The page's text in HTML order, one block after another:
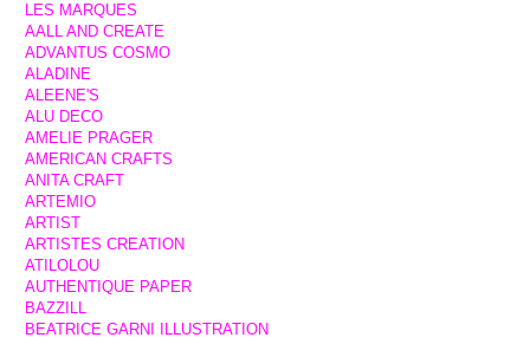
LES MARQUES
AALL AND CREATE
ADVANTUS COSMO
ALADINE
ALEENE'S
ALU DECO
AMELIE PRAGER
AMERICAN CRAFTS
ANITA CRAFT
ARTEMIO
ARTIST
ARTISTES CREATION
ATILOLOU
AUTHENTIQUE PAPER
BAZZILL
BEATRICE GARNI ILLUSTRATION